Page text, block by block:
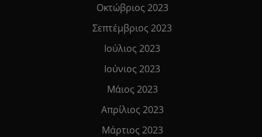
Οκτώβριος 2023
Σεπτέμβριος 2023
Ιούλιος 2023
Ιούνιος 2023
Μάιος 2023
Απρίλιος 2023
Μάρτιος 2023